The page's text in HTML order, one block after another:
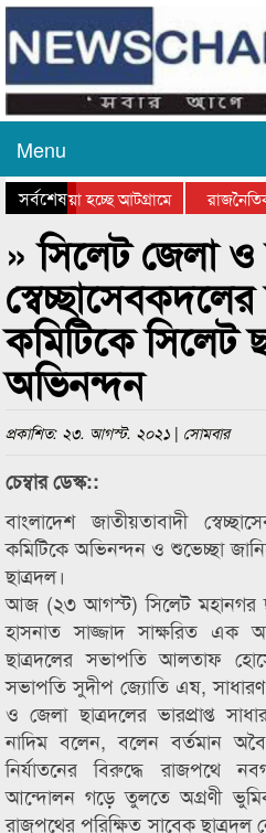
Menu
সর্বশেষ
যাওয়া হচ্ছে আটগ্রামে
পুরস্কার বিতরণ সম্পন্ন
» সিলেট জেলা
কমিটিকে সিলেট
অভিনন্দন
প্রকাশিত: ২৩. আগস্ট. ২০২১ | সোমবার
চেম্বার ডেস্ক::
বাংলাদেশ জাতীয়তাবাদী
কমিটিকে অভিনন্দন ও শুভেচ্ছা
ছাত্রদল।
আজ (২৩ আগস্ট) সিলেট মহানগর
হাসনাত সাজ্জাদ সাক্ষরিত এক
ছাত্রদলের সভাপতি আলতাফ
সভাপতি সুদীপ জ্যোতি এষ,
ও জেলা ছাত্রদলের ভারপ্রাপ্ত
নাদিম বলেন, বলেন বর্তমান
নির্যাতনের বিরুদ্ধে রাজপথে
আন্দোলন গড়ে তুলতে অগ্রণী
রাজপথের পরিক্ষিত সাবেক ছাত্রদল